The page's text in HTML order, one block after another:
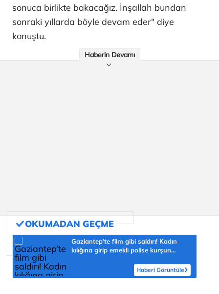
sonuca birlikte bakacağız. İnşallah bundan
sonraki yıllarda böyle devam eder" diye
konuştu.
Haberin Devamı
Gaziantep’te film gibi saldırı! Kadın
kılığına girip emekli polise kurşun
Haberi Görüntüle